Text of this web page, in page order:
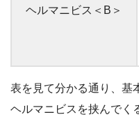
ヘルマニビス＜B＞
表を見て分かる通り、基
ヘルマニビスを挟んでく